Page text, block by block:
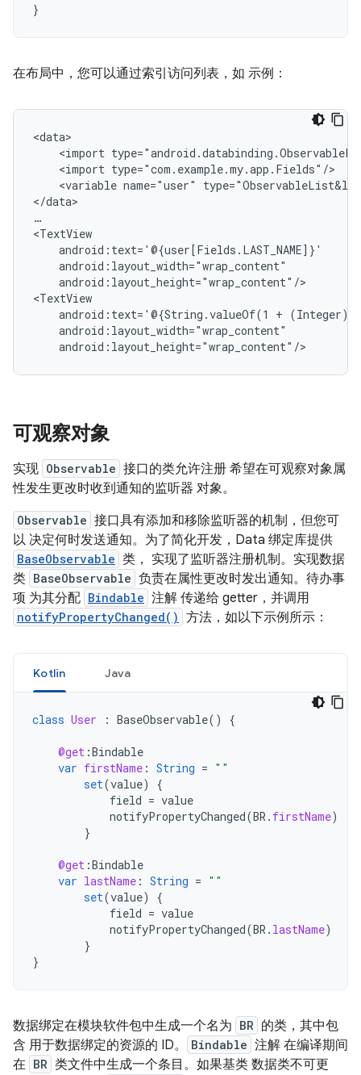
}
在布局中，您可以通过索引访问列表，如 示例：
<import
<import
<variable name="user"
</data>
…
android:layout_height="wrap_content"/>
android:text='@{String.valueOf(1
+
可观察对象
实现 Observable 接口的类允许注册 希望在可观察对象属
性发生更改时收到通知的监听器 对象。
Observable 接口具有添加和移除监听器的机制，但您可
以 决定何时发送通知。为了简化开发，Data 绑定库提供
BaseObservable 类， 实现了监听器注册机制。实现数据
类 BaseObservable 负责在属性更改时发出通知。待办事
项 为其分配 Bindable 注解 传递给 getter，并调用
notifyPropertyChanged() 方法，如以下示例所示：
Kotlin Java
class User : BaseObservable() {
@get :Bindable
var firstName : String = ""
set(value)
{
field = value
notifyPropertyChanged(BR . firstName)
}
@get :Bindable
var lastName : String = ""
set(value)
{
field = value
notifyPropertyChanged(BR . lastName)
}
}
数据绑定在模块软件包中生成一个名为 BR 的类，其中包
含 用于数据绑定的资源的 ID。
Bindable 注解 在编译期间
在 BR 类文件中生成一个条目。如果基类 数据类不可更